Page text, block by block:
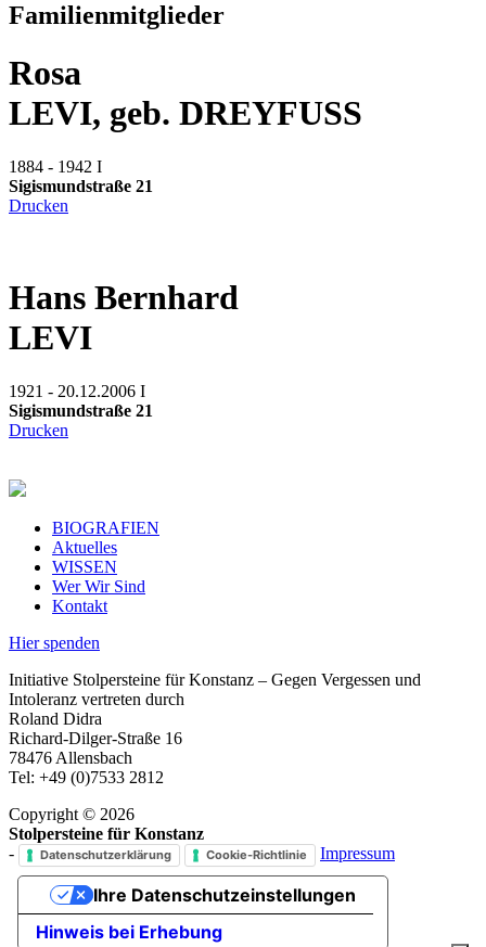
Familienmitglieder
Rosa
LEVI, geb. DREYFUSS
1884 - 1942 I
Sigismundstraße 21
Drucken
Hans Bernhard
LEVI
1921 - 20.12.2006 I
Sigismundstraße 21
Drucken
BIOGRAFIEN
Aktuelles
WISSEN
Wer Wir Sind
Kontakt
Hier spenden
Initiative Stolpersteine für Konstanz – Gegen Vergessen und
Intoleranz vertreten durch
Roland Didra
Richard-Dilger-Straße 16
78476 Allensbach
Tel: +49 (0)7533 2812
Copyright © 2026
Stolpersteine für Konstanz
-
Datenschutzerklärung Cookie-Richtlinie Impressum
Hinweis bei Erhebung
Ihre Datenschutzeinstellungen